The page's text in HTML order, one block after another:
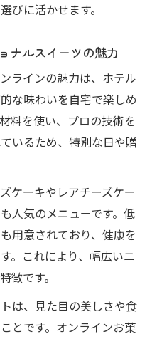
びに活かせます。
ナルスイーツの魅力
ラインの魅力は、ホテル
な味わいを自宅で楽しめ
料を使い、プロの技術を
いるため、特別な日や贈
ケーキやレアチーズケー
人気のメニューです。低
用意されており、健康を
。これにより、幅広いニ
徴です。
は、見た目の美しさや食
とです。オンラインお菓